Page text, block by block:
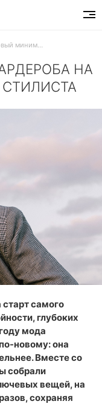
Базовый минимум гардероба на осень 2025: гид от стилиста
НА
СТИЛИСТА
пальто,
самого
глубоких
мода
новому: она
Вместе со
собрали
вещей, на
сохраняя